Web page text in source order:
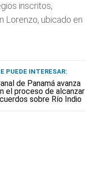
inscritos,
Lorenzo, ubicado en
PUEDE INTERESAR:
de Panamá avanza
el proceso de alcanzar
sobre Río Indio